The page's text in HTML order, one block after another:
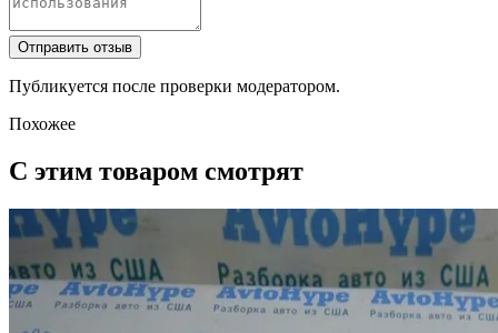
Отправить отзыв
Публикуется после проверки модератором.
Похожее
С этим товаром смотрят